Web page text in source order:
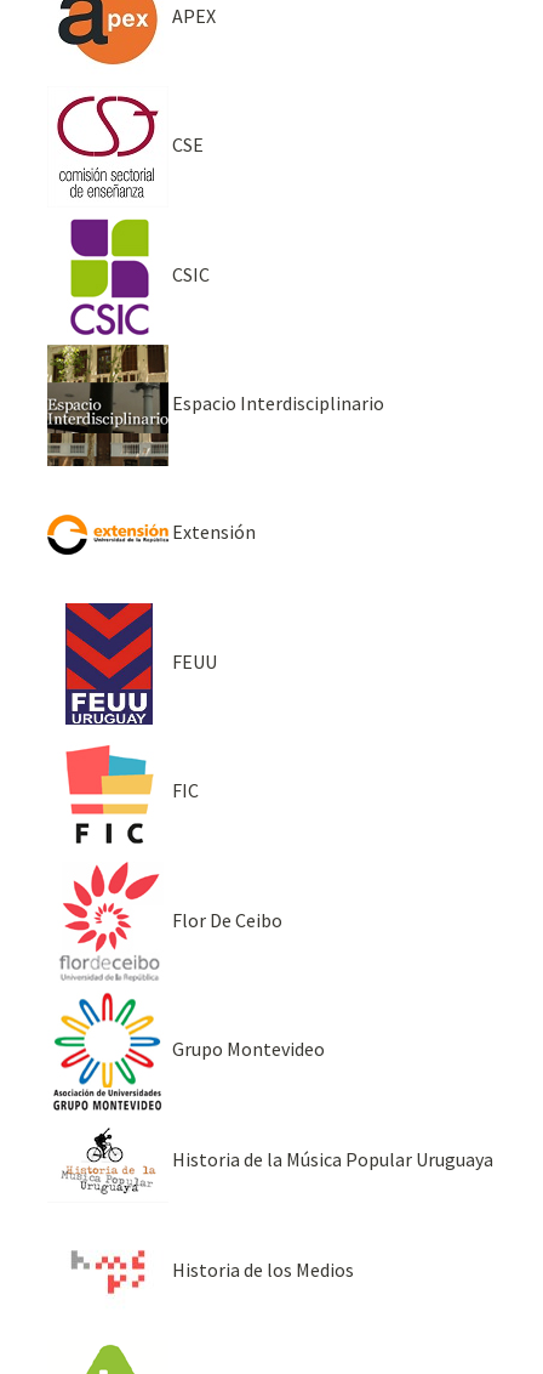
APEX
CSE
CSIC
Espacio Interdisciplinario
Extensión
FEUU
FIC
Flor De Ceibo
Grupo Montevideo
Historia de la Música Popular Uruguaya
Historia de los Medios